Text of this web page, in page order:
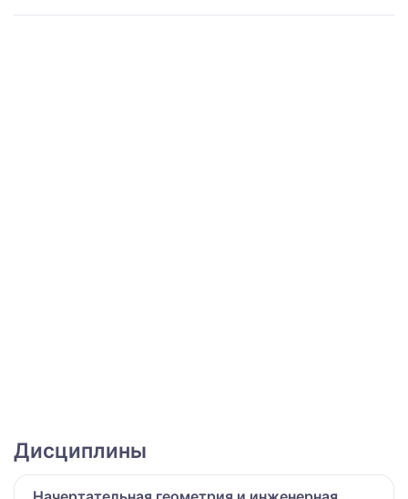
Дисциплины